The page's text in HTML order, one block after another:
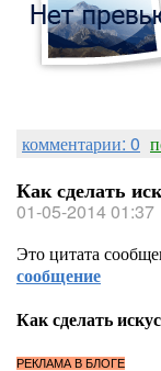
комментарии: 0
Как сделать
01-05-2014 01:37
Это цитата
сообщение
Как сделать
РЕКЛАМА В БЛОГЕ